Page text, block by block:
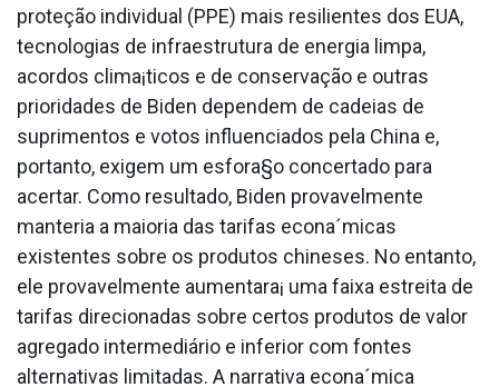
proteção individual (PPE) mais resilientes dos EUA,
tecnologias de infraestrutura de energia limpa,
acordos clima¡ticos e de conservação e outras
prioridades de Biden dependem de cadeias de
suprimentos e votos influenciados pela China e,
portanto, exigem um esfora§o concertado para
acertar. Como resultado, Biden provavelmente
manteria a maioria das tarifas econa´micas
existentes sobre os produtos chineses. No entanto,
ele provavelmente aumentara¡ uma faixa estreita de
tarifas direcionadas sobre certos produtos de valor
agregado intermediário e inferior com fontes
alternativas limitadas. A narrativa econa´mica